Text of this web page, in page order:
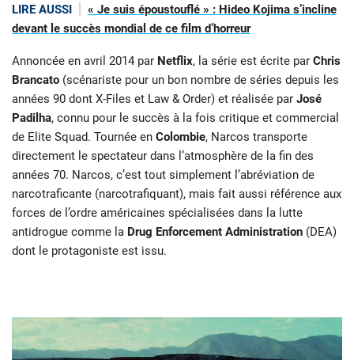
LIRE AUSSI
« Je suis époustouflé » : Hideo Kojima s’incline
devant le succès mondial de ce film d’horreur
Annoncée en avril 2014 par Netflix, la série est écrite par Chris
Brancato (scénariste pour un bon nombre de séries depuis les
années 90 dont X-Files et Law & Order) et réalisée par José
Padilha, connu pour le succès à la fois critique et commercial
de Elite Squad. Tournée en Colombie, Narcos transporte
directement le spectateur dans l’atmosphère de la fin des
années 70. Narcos, c’est tout simplement l’abréviation de
narcotraficante (narcotrafiquant), mais fait aussi référence aux
forces de l’ordre américaines spécialisées dans la lutte
antidrogue comme la Drug Enforcement Administration (DEA)
dont le protagoniste est issu.